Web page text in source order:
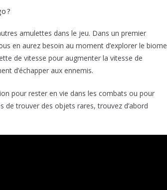
?
amulettes dans le jeu. Dans un premier
en aurez besoin au moment d’explorer le biome
de vitesse pour augmenter la vitesse de
d’échapper aux ennemis.
pour rester en vie dans les combats ou pour
de trouver des objets rares, trouvez d’abord